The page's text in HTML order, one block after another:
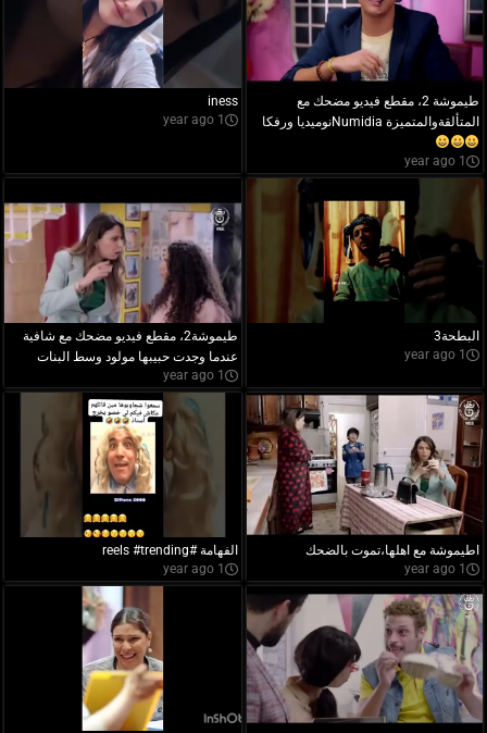
طيموشة 2، مقطع فيديو مضحك مع
المتألقةوالمتميزة Numidiaنوميديا ورفكا
1 year ago
iness
1 year ago
البطحة3
1 year ago
طيموشة2، مقطع فيديو مضحك مع شافية
عندما وجدت حبيبها مولود وسط البنات
1 year ago
اطيموشة مع اهلها،تموت بالضحك
1 year ago
الفهامة #reels #trending
1 year ago